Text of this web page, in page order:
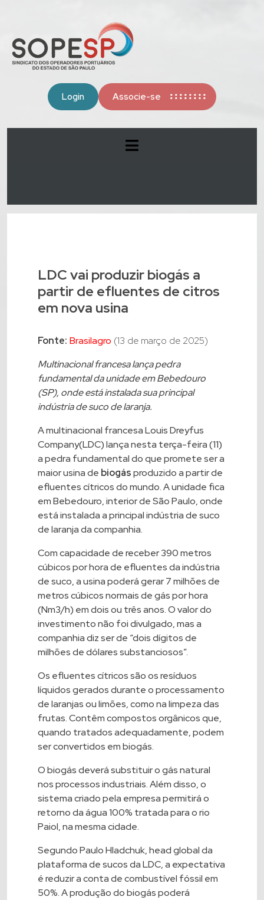
Login Associe-se
LDC vai produzir biogás a
partir de efluentes de citros
em nova usina
Fonte: Brasilagro (13 de março de 2025)
Multinacional francesa lança pedra
fundamental da unidade em Bebedouro
(SP), onde está instalada sua principal
indústria de suco de laranja.
A multinacional francesa Louis Dreyfus
Company(LDC) lança nesta terça-feira (11)
a pedra fundamental do que promete ser a
maior usina de biogásproduzido a partir de
efluentes cítricos do mundo. A unidade fica
em Bebedouro, interior de São Paulo, onde
está instalada a principal indústria de suco
de laranja da companhia.
Com capacidade de receber 390 metros
cúbicos por hora de efluentes da indústria
de suco, a usina poderá gerar 7 milhões de
metros cúbicos normais de gás por hora
(Nm3/h) em dois ou três anos. O valor do
investimento não foi divulgado, mas a
companhia diz ser de “dois dígitos de
milhões de dólares substanciosos”.
Os efluentes cítricos são os resíduos
líquidos gerados durante o processamento
de laranjas ou limões, como na limpeza das
frutas. Contêm compostos orgânicos que,
quando tratados adequadamente, podem
ser convertidos em biogás.
O biogás deverá substituir o gás natural
nos processos industriais. Além disso, o
sistema criado pela empresa permitirá o
retorno da água 100% tratada para o rio
Paiol, na mesma cidade.
Segundo Paulo Hladchuk, head global da
plataforma de sucos da LDC, a expectativa
é reduzir a conta de combustível fóssil em
50%. A produção do biogás poderá